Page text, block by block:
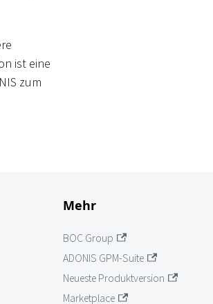
ist eine
zum
Mehr
BOC Group
ADONIS GPM-Suite
Neueste Produktversion
Marketplace